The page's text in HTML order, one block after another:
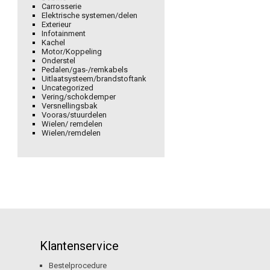
Carrosserie
Elektrische systemen/delen
Exterieur
Infotainment
Kachel
Motor/Koppeling
Onderstel
Pedalen/gas-/remkabels
Uitlaatsysteem/brandstoftank
Uncategorized
Vering/schokdemper
Versnellingsbak
Vooras/stuurdelen
Wielen/ remdelen
Wielen/remdelen
Klantenservice
Bestelprocedure